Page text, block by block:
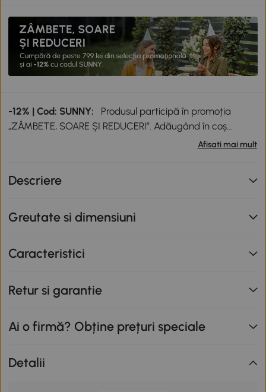
-12% | Cod: SUNNY:
Produsul participă în promoția
„ZÂMBETE, SOARE ȘI REDUCERI”. Adăugând în coș
produse participante în valoare totală de peste 799 lei,
valabilă până la data de 12.08.2026.
Afisati mai mult
Descriere
Greutate si dimensiuni
Caracteristici
Retur si garantie
Ai o firmă? Obține prețuri speciale
Detalii